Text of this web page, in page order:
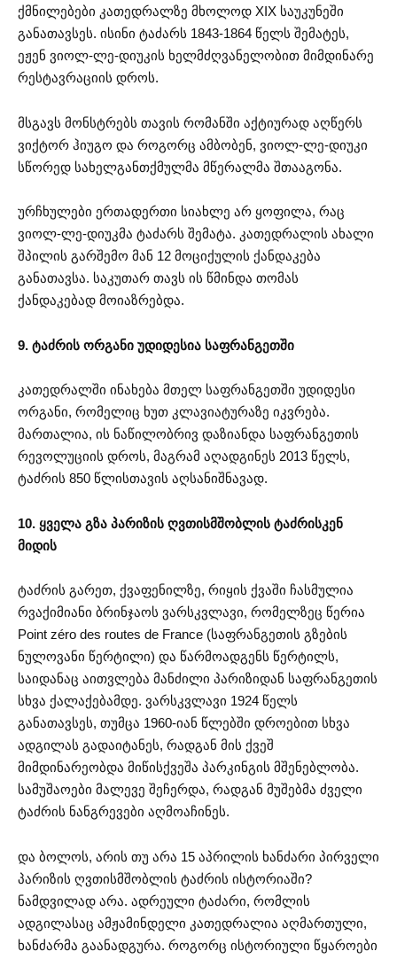
ქმნილებები კათედრალზე მხოლოდ XIX საუკუნეში
განათავსეს. ისინი ტაძარს 1843-1864 წელს შემატეს,
ეჟენ ვიოლ-ლე-დიუკის ხელმძღვანელობით მიმდინარე
რესტავრაციის დროს.
მსგავს მონსტრებს თავის რომანში აქტიურად აღწერს
ვიქტორ ჰიუგო და როგორც ამბობენ, ვიოლ-ლე-დიუკი
სწორედ სახელგანთქმულმა მწერალმა შთააგონა.
ურჩხულები ერთადერთი სიახლე არ ყოფილა, რაც
ვიოლ-ლე-დიუკმა ტაძარს შემატა. კათედრალის ახალი
შპილის გარშემო მან 12 მოციქულის ქანდაკება
განათავსა. საკუთარ თავს ის წმინდა თომას
ქანდაკებად მოიაზრებდა.
9. ტაძრის ორგანი უდიდესია საფრანგეთში
კათედრალში ინახება მთელ საფრანგეთში უდიდესი
ორგანი, რომელიც ხუთ კლავიატურაზე იკვრება.
მართალია, ის ნაწილობრივ დაზიანდა საფრანგეთის
რევოლუციის დროს, მაგრამ აღადგინეს 2013 წელს,
ტაძრის 850 წლისთავის აღსანიშნავად.
10. ყველა გზა პარიზის ღვთისმშობლის ტაძრისკენ
მიდის
ტაძრის გარეთ, ქვაფენილზე, რიყის ქვაში ჩასმულია
რვაქიმიანი ბრინჯაოს ვარსკვლავი, რომელზეც წერია
Point zéro des routes de France (საფრანგეთის გზების
ნულოვანი წერტილი) და წარმოადგენს წერტილს,
საიდანაც აითვლება მანძილი პარიზიდან საფრანგეთის
სხვა ქალაქებამდე. ვარსკვლავი 1924 წელს
განათავსეს, თუმცა 1960-იან წლებში დროებით სხვა
ადგილას გადაიტანეს, რადგან მის ქვეშ
მიმდინარეობდა მიწისქვეშა პარკინგის მშენებლობა.
სამუშაოები მალევე შეჩერდა, რადგან მუშებმა ძველი
ტაძრის ნანგრევები აღმოაჩინეს.
და ბოლოს, არის თუ არა 15 აპრილის ხანძარი პირველი
პარიზის ღვთისმშობლის ტაძრის ისტორიაში?
ნამდვილად არა. ადრეული ტაძარი, რომლის
ადგილასაც ამჟამინდელი კათედრალია აღმართული,
ხანძარმა გაანადგურა. როგორც ისტორიული წყაროები